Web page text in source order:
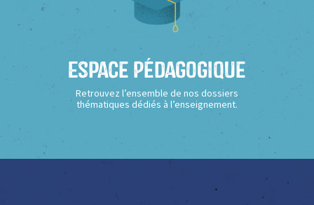
Espace Pédagogique
Retrouvez l’ensemble de nos dossiers
thématiques dédiés à l’enseignement.